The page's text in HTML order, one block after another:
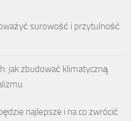
surowość i przytulność
jak zbudować klimatyczną
najlepsze i na co zwrócić